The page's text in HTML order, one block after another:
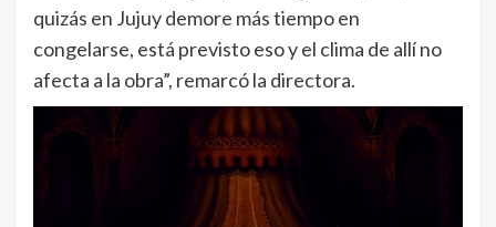
quizás en Jujuy demore más tiempo en
congelarse, está previsto eso y el clima de allí no
afecta a la obra”, remarcó la directora.